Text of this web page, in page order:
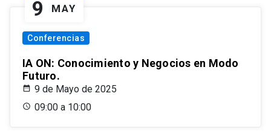
9 MAY
Conferencias
IA ON: Conocimiento y Negocios en Modo
Futuro.
9 de Mayo de 2025
09:00 a 10:00